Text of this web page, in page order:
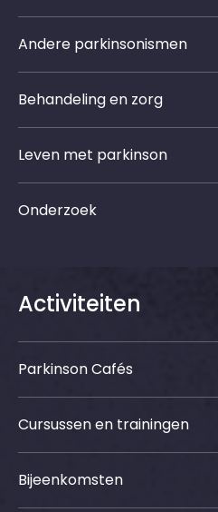
Andere parkinsonismen
Behandeling en zorg
Leven met parkinson
Onderzoek
Activiteiten
Parkinson Cafés
Cursussen en trainingen
Bijeenkomsten